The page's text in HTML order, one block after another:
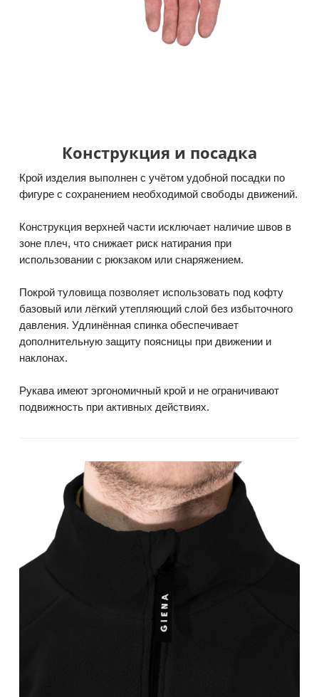
Конструкция и посадка
Крой изделия выполнен с учётом удобной посадки по
фигуре с сохранением необходимой свободы движений.
Конструкция верхней части исключает наличие швов в
зоне плеч, что снижает риск натирания при
использовании с рюкзаком или снаряжением.
Покрой туловища позволяет использовать под кофту
базовый или лёгкий утепляющий слой без избыточного
давления. Удлинённая спинка обеспечивает
дополнительную защиту поясницы при движении и
наклонах.
Рукава имеют эргономичный крой и не ограничивают
подвижность при активных действиях.